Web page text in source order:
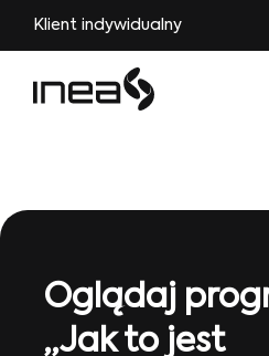
Klient indywidualny
Oglądaj
„Jak to jest